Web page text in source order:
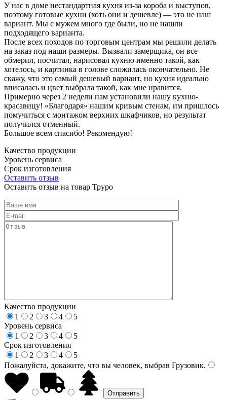
У нас в доме нестандартная кухня из-за короба и выступов,
поэтому готовые кухни (хоть они и дешевле) — это не наш
вариант. Мы с мужем много где были, но не нашли
подходящего варианта.
После всех походов по торговым центрам мы решили делать
на заказ под наши размеры. Вызвали замерщика, он все
обмерил, посчитал, нарисовал кухню именно такой, как
хотелось, и картинка в голове сложилась окончательно. Не
скажу, что это самый дешевый вариант, но кухня идеально
вписалась и цвет выбрала такой, как мне нравится.
Примерно через 2 недели нам установили нашу кухню-
красавицу! «Благодаря» нашим кривым стенам, им пришлось
помучиться с монтажом верхних шкафчиков, но результат
получился отменный.
Большое всем спасибо! Рекомендую!
Качество продукции
Уровень сервиса
Срок изготовления
Оставить отзыв
Оставить отзыв на товар Труро
Качество продукции
1
2 3 4
5
Уровень сервиса
1
2 3 4
5
Срок изготовления
1
2 3 4
5
Пожалуйста, докажите, что вы человек, выбрав Грузовик.